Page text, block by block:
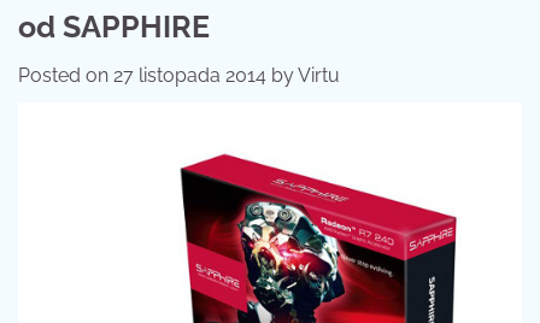
od SAPPHIRE
Posted on 27 listopada 2014 byVirtu